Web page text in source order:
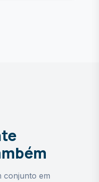
conjunto em
Tests
questions